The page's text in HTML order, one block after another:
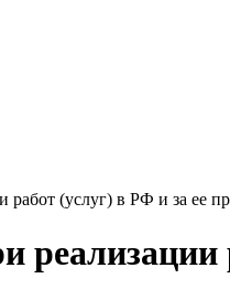
(услуг) в РФ и за ее